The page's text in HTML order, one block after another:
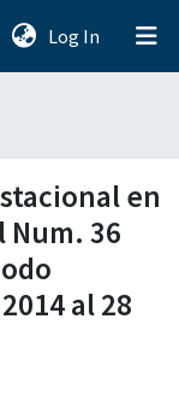
Log In (current)
en
Num. 36
al 28